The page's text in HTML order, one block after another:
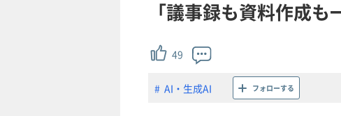
「議事録も資料作成
49
AI・生成AI フォローする